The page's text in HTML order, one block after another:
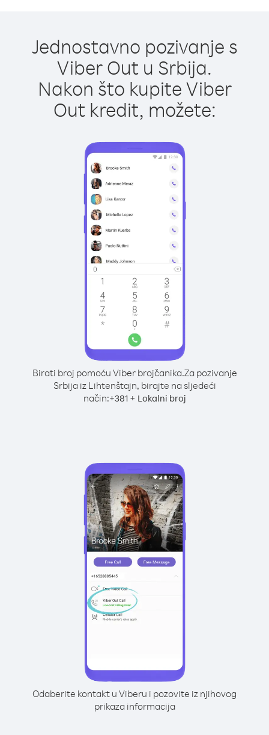
Jednostavno pozivanje s
Viber Out u Srbija.
Nakon što kupite Viber
Out kredit, možete:
Birati broj pomoću Viber brojčanika.Za pozivanje
Srbija iz Lihtenštajn, birajte na sljedeći
način:+381+ Lokalni broj
Odaberite kontakt u Viberu i pozovite iz njihovog
prikaza informacija